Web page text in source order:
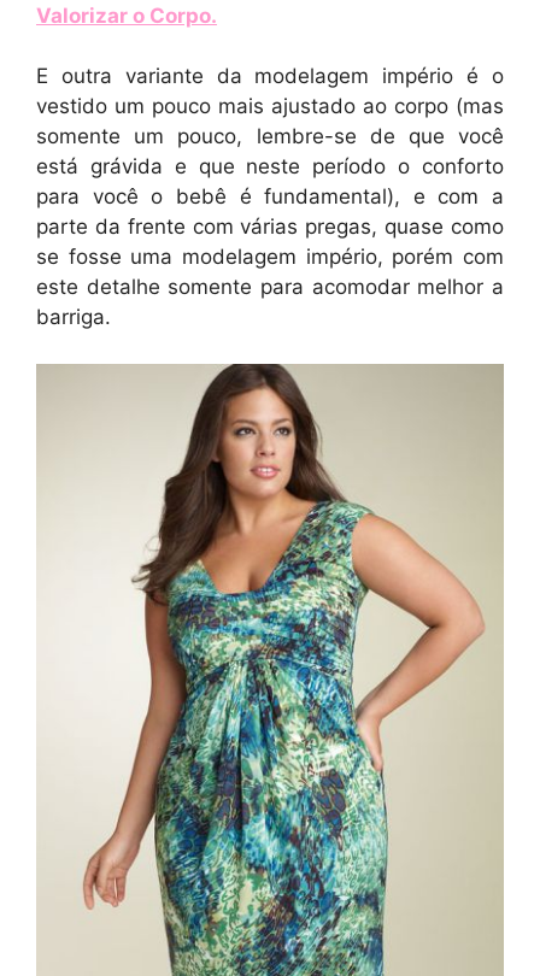
Valorizar o Corpo.
E outra variante da modelagem império é o
vestido um pouco mais ajustado ao corpo (mas
somente um pouco, lembre-se de que você
está grávida e que neste período o conforto
para você o bebê é fundamental), e com a
parte da frente com várias pregas, quase como
se fosse uma modelagem império, porém com
este detalhe somente para acomodar melhor a
barriga.